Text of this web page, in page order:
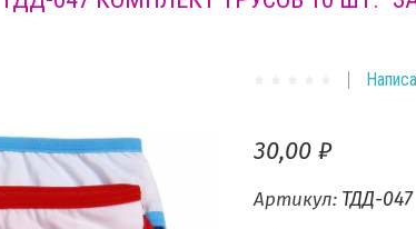
30,00 ₽
Артикул: ТДД-047